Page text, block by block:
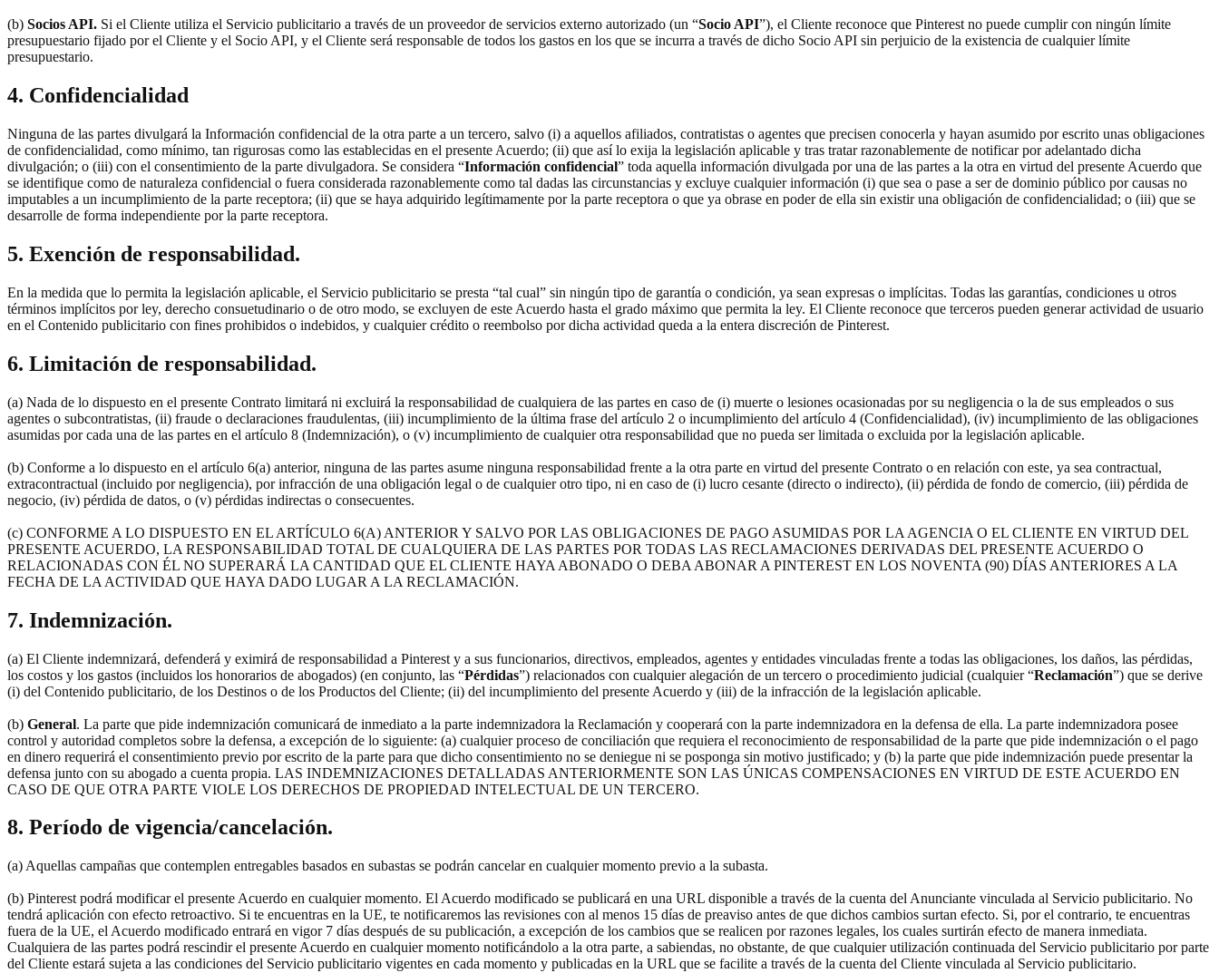
(b) Socios API. Si el Cliente utiliza el Servicio publicitario a través de un proveedor de servicios externo autorizado (un “Socio API”), el Cliente reconoce que Pinterest no puede cumplir con ningún límite
presupuestario fijado por el Cliente y el Socio API, y el Cliente será responsable de todos los gastos en los que se incurra a través de dicho Socio API sin perjuicio de la existencia de cualquier límite
presupuestario.
4. Confidencialidad
Ninguna de las partes divulgará la Información confidencial de la otra parte a un tercero, salvo (i) a aquellos afiliados, contratistas o agentes que precisen conocerla y hayan asumido por escrito unas obligaciones
de confidencialidad, como mínimo, tan rigurosas como las establecidas en el presente Acuerdo; (ii) que así lo exija la legislación aplicable y tras tratar razonablemente de notificar por adelantado dicha
divulgación; o (iii) con el consentimiento de la parte divulgadora. Se considera “Información confidencial” toda aquella información divulgada por una de las partes a la otra en virtud del presente Acuerdo que
se identifique como de naturaleza confidencial o fuera considerada razonablemente como tal dadas las circunstancias y excluye cualquier información (i) que sea o pase a ser de dominio público por causas no
imputables a un incumplimiento de la parte receptora; (ii) que se haya adquirido legítimamente por la parte receptora o que ya obrase en poder de ella sin existir una obligación de confidencialidad; o (iii) que se
desarrolle de forma independiente por la parte receptora.
5. Exención de responsabilidad.
En la medida que lo permita la legislación aplicable, el Servicio publicitario se presta “tal cual” sin ningún tipo de garantía o condición, ya sean expresas o implícitas. Todas las garantías, condiciones u otros
términos implícitos por ley, derecho consuetudinario o de otro modo, se excluyen de este Acuerdo hasta el grado máximo que permita la ley. El Cliente reconoce que terceros pueden generar actividad de usuario
en el Contenido publicitario con fines prohibidos o indebidos, y cualquier crédito o reembolso por dicha actividad queda a la entera discreción de Pinterest.
6. Limitación de responsabilidad.
(a) Nada de lo dispuesto en el presente Contrato limitará ni excluirá la responsabilidad de cualquiera de las partes en caso de (i) muerte o lesiones ocasionadas por su negligencia o la de sus empleados o sus
agentes o subcontratistas, (ii) fraude o declaraciones fraudulentas, (iii) incumplimiento de la última frase del artículo 2 o incumplimiento del artículo 4 (Confidencialidad), (iv) incumplimiento de las obligaciones
asumidas por cada una de las partes en el artículo 8 (Indemnización), o (v) incumplimiento de cualquier otra responsabilidad que no pueda ser limitada o excluida por la legislación aplicable.
(b) Conforme a lo dispuesto en el artículo 6(a) anterior, ninguna de las partes asume ninguna responsabilidad frente a la otra parte en virtud del presente Contrato o en relación con este, ya sea contractual,
extracontractual (incluido por negligencia), por infracción de una obligación legal o de cualquier otro tipo, ni en caso de (i) lucro cesante (directo o indirecto), (ii) pérdida de fondo de comercio, (iii) pérdida de
negocio, (iv) pérdida de datos, o (v) pérdidas indirectas o consecuentes.
(c) CONFORME A LO DISPUESTO EN EL ARTÍCULO 6(A) ANTERIOR Y SALVO POR LAS OBLIGACIONES DE PAGO ASUMIDAS POR LA AGENCIA O EL CLIENTE EN VIRTUD DEL
PRESENTE ACUERDO, LA RESPONSABILIDAD TOTAL DE CUALQUIERA DE LAS PARTES POR TODAS LAS RECLAMACIONES DERIVADAS DEL PRESENTE ACUERDO O
RELACIONADAS CON ÉL NO SUPERARÁ LA CANTIDAD QUE EL CLIENTE HAYA ABONADO O DEBA ABONAR A PINTEREST EN LOS NOVENTA (90) DÍAS ANTERIORES A LA
FECHA DE LA ACTIVIDAD QUE HAYA DADO LUGAR A LA RECLAMACIÓN.
7. Indemnización.
(a) El Cliente indemnizará, defenderá y eximirá de responsabilidad a Pinterest y a sus funcionarios, directivos, empleados, agentes y entidades vinculadas frente a todas las obligaciones, los daños, las pérdidas,
los costos y los gastos (incluidos los honorarios de abogados) (en conjunto, las “Pérdidas”) relacionados con cualquier alegación de un tercero o procedimiento judicial (cualquier “Reclamación”) que se derive
(i) del Contenido publicitario, de los Destinos o de los Productos del Cliente; (ii) del incumplimiento del presente Acuerdo y (iii) de la infracción de la legislación aplicable.
(b) General. La parte que pide indemnización comunicará de inmediato a la parte indemnizadora la Reclamación y cooperará con la parte indemnizadora en la defensa de ella. La parte indemnizadora posee
control y autoridad completos sobre la defensa, a excepción de lo siguiente: (a) cualquier proceso de conciliación que requiera el reconocimiento de responsabilidad de la parte que pide indemnización o el pago
en dinero requerirá el consentimiento previo por escrito de la parte para que dicho consentimiento no se deniegue ni se posponga sin motivo justificado; y (b) la parte que pide indemnización puede presentar la
defensa junto con su abogado a cuenta propia. LAS INDEMNIZACIONES DETALLADAS ANTERIORMENTE SON LAS ÚNICAS COMPENSACIONES EN VIRTUD DE ESTE ACUERDO EN
CASO DE QUE OTRA PARTE VIOLE LOS DERECHOS DE PROPIEDAD INTELECTUAL DE UN TERCERO.
8. Período de vigencia/cancelación.
(a) Aquellas campañas que contemplen entregables basados en subastas se podrán cancelar en cualquier momento previo a la subasta.
(b) Pinterest podrá modificar el presente Acuerdo en cualquier momento. El Acuerdo modificado se publicará en una URL disponible a través de la cuenta del Anunciante vinculada al Servicio publicitario. No
tendrá aplicación con efecto retroactivo. Si te encuentras en la UE, te notificaremos las revisiones con al menos 15 días de preaviso antes de que dichos cambios surtan efecto. Si, por el contrario, te encuentras
fuera de la UE, el Acuerdo modificado entrará en vigor 7 días después de su publicación, a excepción de los cambios que se realicen por razones legales, los cuales surtirán efecto de manera inmediata.
Cualquiera de las partes podrá rescindir el presente Acuerdo en cualquier momento notificándolo a la otra parte, a sabiendas, no obstante, de que cualquier utilización continuada del Servicio publicitario por parte
del Cliente estará sujeta a las condiciones del Servicio publicitario vigentes en cada momento y publicadas en la URL que se facilite a través de la cuenta del Cliente vinculada al Servicio publicitario.